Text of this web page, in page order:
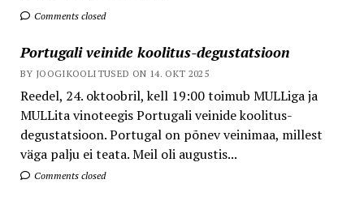
Comments closed
Portugali veinide koolitus-degustatsioon
BY JOOGIKOOLITUSED ON 14. OKT 2025
Reedel, 24. oktoobril, kell 19:00 toimub MULLiga ja
MULLita vinoteegis Portugali veinide koolitus-
degustatsioon. Portugal on põnev veinimaa, millest
väga palju ei teata. Meil oli augustis...
Comments closed